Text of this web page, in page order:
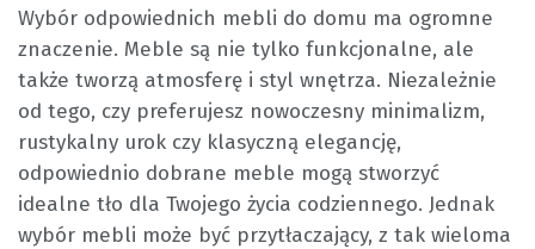
Wybór odpowiednich mebli do domu ma ogromne
znaczenie. Meble są nie tylko funkcjonalne, ale
także tworzą atmosferę i styl wnętrza. Niezależnie
od tego, czy preferujesz nowoczesny minimalizm,
rustykalny urok czy klasyczną elegancję,
odpowiednio dobrane meble mogą stworzyć
idealne tło dla Twojego życia codziennego. Jednak
wybór mebli może być przytłaczający, z tak wieloma